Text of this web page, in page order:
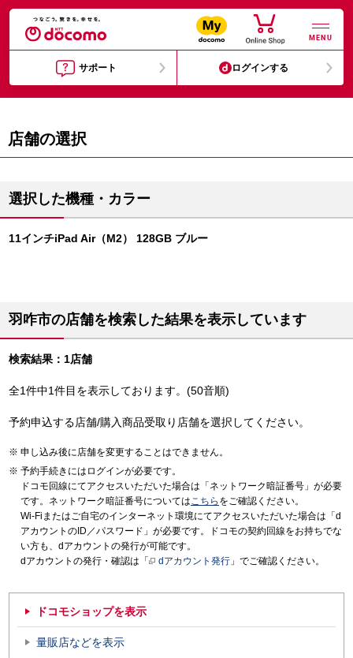
MENU
サポート ログインする
店舗の選択
選択した機種・カラー
11インチiPad Air（M2） 128GB ブルー
羽咋市の店舗を検索した結果を表示しています
検索結果：1店舗
全1件中1件目を表示しております。(50音順)
予約申込する店舗/購入商品受取り店舗を選択してください。
申し込み後に店舗を変更することはできません。
予約手続きにはログインが必要です。
ドコモ回線にてアクセスいただいた場合は「ネットワーク暗証番号」が必要
です。ネットワーク暗証番号についてはこちら をご確認ください。
Wi-Fiまたはご自宅のインターネット環境にてアクセスいただいた場合は「d
アカウントのID／パスワード」が必要です。ドコモの契約回線をお持ちでな
い方も、dアカウントの発行が可能です。
dアカウントの発行・確認は「
dアカウント発行 」でご確認ください。
ドコモショップを表示
量販店などを表示